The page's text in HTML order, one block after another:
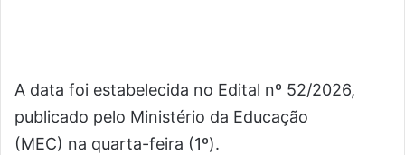
A data foi estabelecida no Edital nº 52/2026,
publicado pelo Ministério da Educação
(MEC) na quarta-feira (1º).